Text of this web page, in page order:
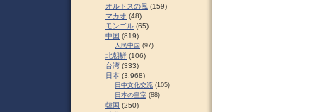
オルドスの風 (159)
マカオ (48)
モンゴル (65)
中国 (819)
人民中国 (97)
北朝鮮 (106)
台湾 (333)
日本 (3,968)
日中文化交流 (105)
日本の皇室 (88)
韓国 (250)